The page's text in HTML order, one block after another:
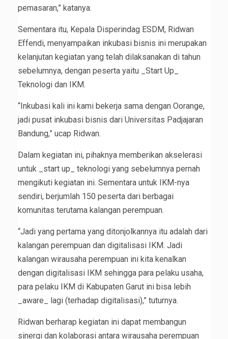
pemasaran,” katanya.
Sementara itu, Kepala Disperindag ESDM, Ridwan
Effendi, menyampaikan inkubasi bisnis ini merupakan
kelanjutan kegiatan yang telah dilaksanakan di tahun
sebelumnya, dengan peserta yaitu _Start Up_
Teknologi dan IKM.
“Inkubasi kali ini kami bekerja sama dengan Oorange,
jadi pusat inkubasi bisnis dari Universitas Padjajaran
Bandung,” ucap Ridwan.
Dalam kegiatan ini, pihaknya memberikan akselerasi
untuk _start up_ teknologi yang sebelumnya pernah
mengikuti kegiatan ini. Sementara untuk IKM-nya
sendiri, berjumlah 150 peserta dari berbagai
komunitas terutama kalangan perempuan.
“Jadi yang pertama yang ditonjolkannya itu adalah dari
kalangan perempuan dan digitalisasi IKM. Jadi
kalangan wirausaha perempuan ini kita kenalkan
dengan digitalisasi IKM sehingga para pelaku usaha,
para pelaku IKM di Kabupaten Garut ini bisa lebih
_aware_ lagi (terhadap digitalisasi),” tuturnya.
Ridwan berharap kegiatan ini dapat membangun
sinergi dan kolaborasi antara wirausaha perempuan